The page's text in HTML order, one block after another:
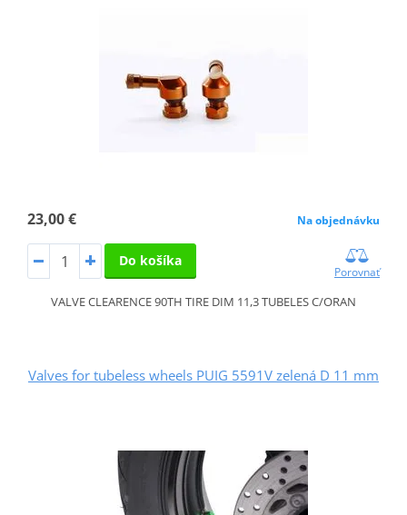
23,00 € Na objednávku
Do košíka
Porovnať
VALVE CLEARENCE 90TH TIRE DIM 11,3 TUBELES C/ORAN
Valves for tubeless wheels PUIG 5591V zelená D 11 mm